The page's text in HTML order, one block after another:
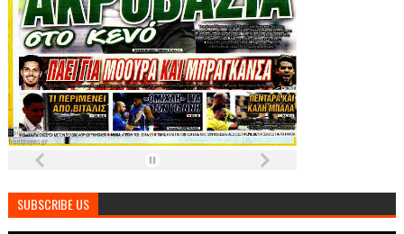
SUBSCRIBE US